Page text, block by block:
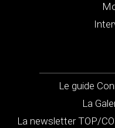
Le guide
La
La newsletter TOP/